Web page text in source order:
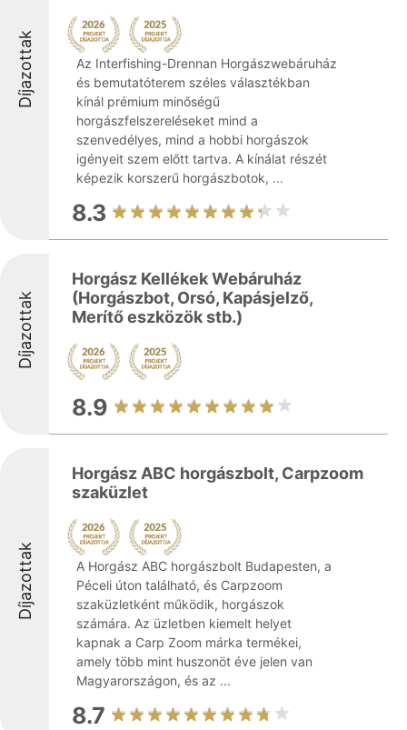
Díjazottak
Az Interfishing-Drennan Horgászwebáruház
és bemutatóterem széles választékban
kínál prémium minőségű
horgászfelszereléseket mind a
szenvedélyes, mind a hobbi horgászok
igényeit szem előtt tartva. A kínálat részét
képezik korszerű horgászbotok, ...
8.3
Díjazottak
Horgász Kellékek Webáruház
(Horgászbot, Orsó, Kapásjelző,
Merítő eszközök stb.)
8.9
Díjazottak
Horgász ABC horgászbolt, Carpzoom
szaküzlet
A Horgász ABC horgászbolt Budapesten, a
Péceli úton található, és Carpzoom
szaküzletként működik, horgászok
számára. Az üzletben kiemelt helyet
kapnak a Carp Zoom márka termékei,
amely több mint huszonöt éve jelen van
Magyarországon, és az ...
8.7